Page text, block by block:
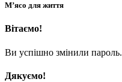
М’ясо для життя
Вітаємо!
Ви успішно змінили пароль.
Дякуємо!